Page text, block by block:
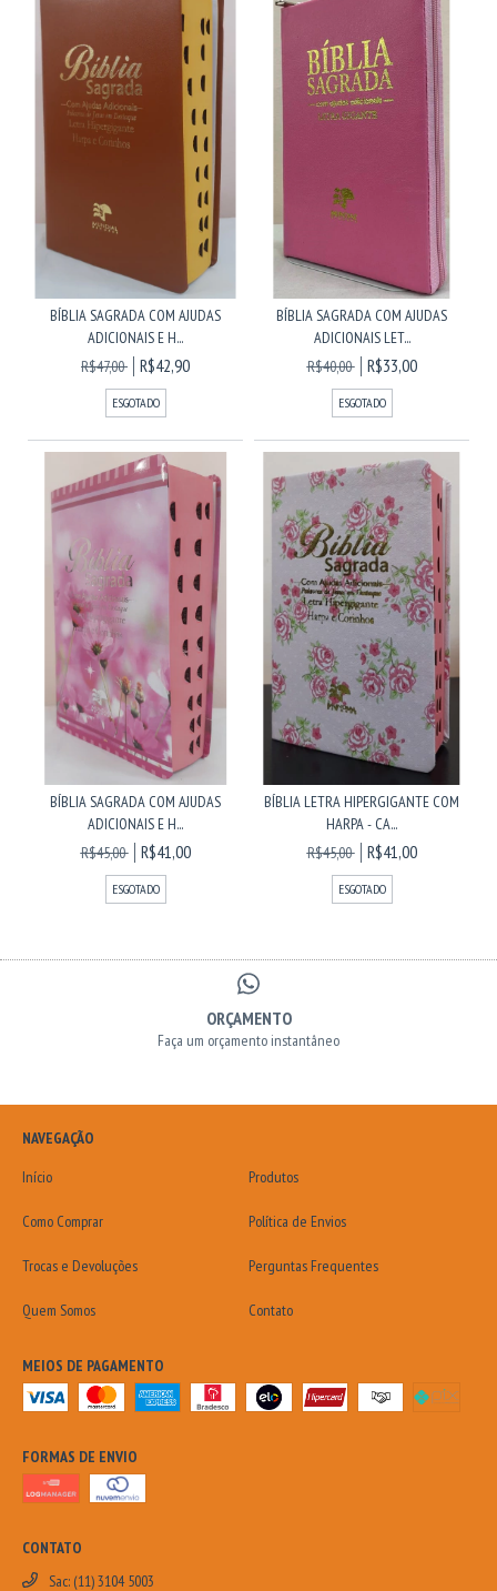
BÍBLIA SAGRADA COM AJUDAS
ADICIONAIS E H...
R$47,00
R$42,90
ESGOTADO
BÍBLIA SAGRADA COM AJUDAS
ADICIONAIS LET...
R$40,00
R$33,00
ESGOTADO
BÍBLIA SAGRADA COM AJUDAS
ADICIONAIS E H...
R$45,00
R$41,00
ESGOTADO
BÍBLIA LETRA HIPERGIGANTE COM
HARPA - CA...
R$45,00
R$41,00
ESGOTADO
ORÇAMENTO
Faça um orçamento instantâneo
NAVEGAÇÃO
Início
Produtos
Como Comprar Política de Envios
Trocas e Devoluções Perguntas Frequentes
Quem Somos Contato
MEIOS DE PAGAMENTO
FORMAS DE ENVIO
CONTATO
Sac: (11) 3104 5003